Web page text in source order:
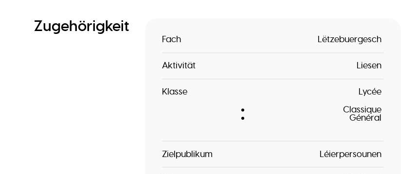
Zugehörigkeit
Fach Lëtzebuergesch
Aktivität Liesen
Klasse
Lycée
Classique
Général
Zielpublikum Léierpersounen